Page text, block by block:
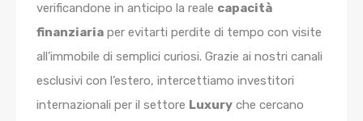
verificandone in anticipo la reale capacità
finanziaria per evitarti perdite di tempo con visite
all’immobile di semplici curiosi. Grazie ai nostri canali
esclusivi con l’estero, intercettiamo investitori
internazionali per il settore Luxury che cercano